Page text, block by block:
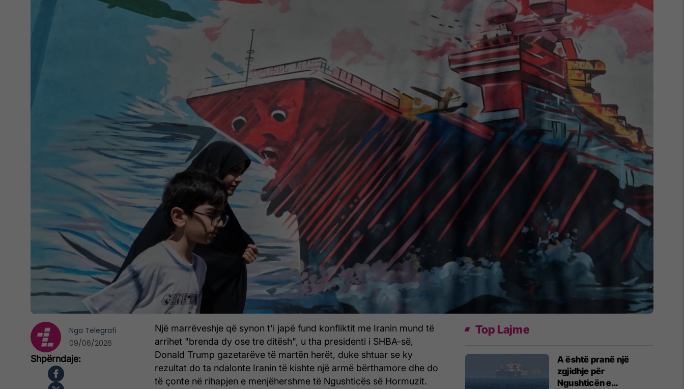
Një marrëveshje që synon t'i japë fund konfliktit me Iranin mund të
arrihet "brenda dy ose tre ditësh", u tha presidenti i SHBA-së,
Donald Trump gazetarëve të martën herët, duke shtuar se ky
rezultat do ta ndalonte Iranin të kishte një armë bërthamore dhe do
të çonte në rihapjen e menjëhershme të Ngushticës së Hormuzit.
Nga Telegrafi
09/06/2026
Top Lajme
A është pranë një
zgjidhje për
Ngushticën e